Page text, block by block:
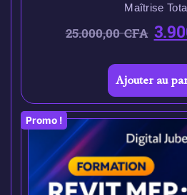
Maîtrise
25.000,00CFA
Ajouter au
Promo !